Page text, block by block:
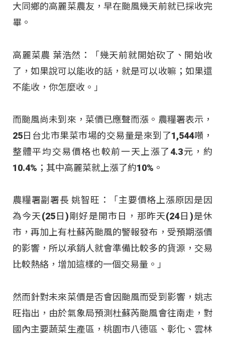
大同鄉的高麗菜農友，早在颱風幾天前就已採收完
畢。
高麗菜農 葉浩然：「幾天前就開始砍了、開始收
了，如果說可以能收的話，就是可以收嘛；如果還
不能收，你怎麼收。」
而颱風尚未到來，菜價已應聲而漲。農糧署表示，
25日台北市果菜市場的交易量是來到了1,544噸，
整體平均交易價格也較前一天上漲了4.3元，約
10.4%；其中高麗菜就上漲了約10%。
農糧署副署長 姚智旺：「主要價格上漲原因是因
為今天(25日)剛好是開市日，那昨天(24日)是休
市，再加上有杜蘇芮颱風的警報發布，受預期漲價
的影響，所以承銷人就會準備比較多的貨源，交易
比較熱絡，增加這樣的一個交易量。」
然而針對未來菜價是否會因颱風而受到影響，姚志
旺指出，由於氣象局預測杜蘇芮颱風會往南走，對
國內主要蔬菜生產區，桃園市八德區、彰化、雲林